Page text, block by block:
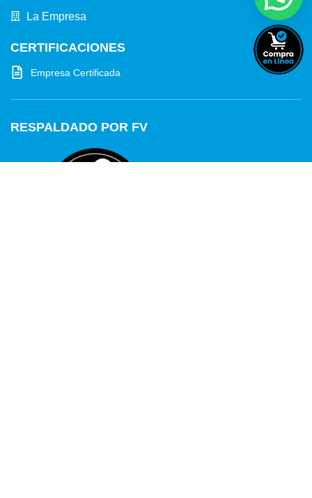
La Empresa
CERTIFICACIONES
Empresa Certificada
RESPALDADO POR FV